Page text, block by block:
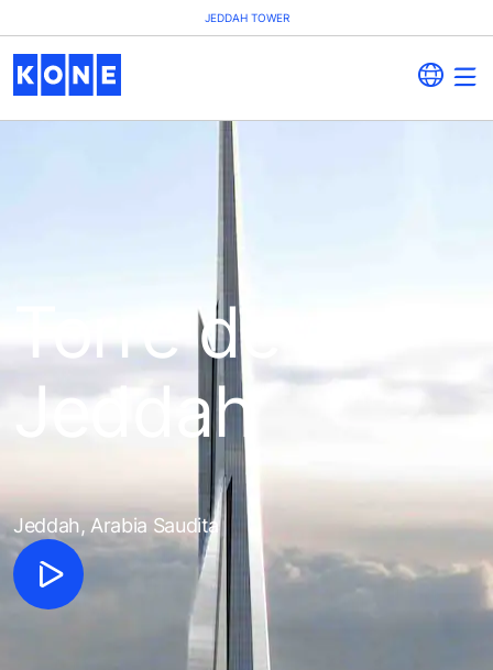
JEDDAH TOWER
Torre de
Jeddah
Jeddah, Arabia Saudita